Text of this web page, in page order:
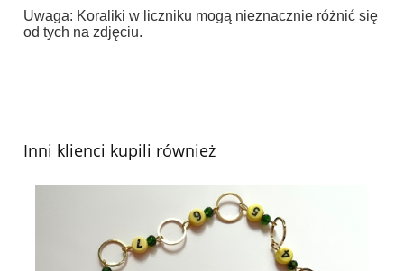
Uwaga: Koraliki w liczniku mogą nieznacznie różnić się
od tych na zdjęciu.
Inni klienci kupili również